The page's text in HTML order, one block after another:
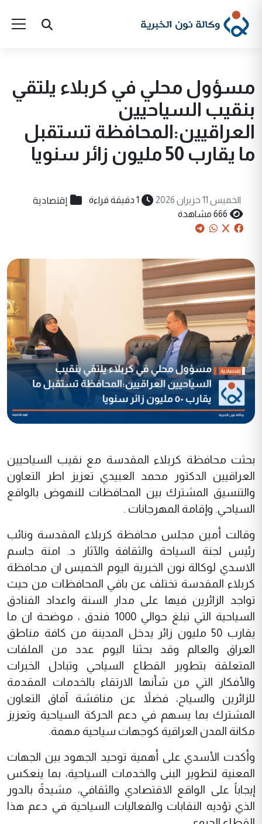
مسؤول محلي في كربلاء يلتقي
بنقيب السياحيين
العراقيين:المحافظة تستقبل
ما يقارب 50 مليون زائر سنويا
الخميس 11 حزيران 2026 1 دقيقة قراءة إقتصادية
666 مشاهدة
بحثت محافظة كربلاء المقدسة مع نقيب السياحيين
العراقيين الدكتور محمد العبيدي تعزيز اطر التعاون
والتنسيق المشترك بين المحافظات للنهوض بالواقع
السياحي. وإقامة المهرجانات .
وقالت أمين مجلس محافظة كربلاء المقدسة ونائب
رئيس لجنة السياحة والثقافة والآثار د. امنة جاسم
الاسدي لوكالة نون الخبرية اليوم الخميس ان محافظة
كربلاء المقدسة تختلف عن باقي المحافظات من حيث
تواجد الزائرين فيها على مدار السنة واعداد الفنادق
السياحية التي تبلغ حوالي 1000 فندق ، موضحة ان ما
يقارب 50 مليون زائر يدخل المدينة من كافة مناطق
العراق والعالم وقد بحثنا اليوم عدد من الملفات
المتعلقة بتطوير القطاع السياحي وتبادل الخبرات
والأفكار التي من شأنها الارتقاء بالخدمات المقدمة
للزائرين والسياح، فضلاً عن مناقشة آفاق التعاون
المشترك بما يسهم في دعم الحركة السياحية وتعزيز
مكانة المدن العراقية كوجهات سياحية مهمة.
وأكدت الأسدي على أهمية توحيد الجهود بين الجهات
المعنية لتطوير البنى والخدمات السياحية، بما ينعكس
إيجاباً على الواقع الاقتصادي والثقافي، مشيدةً بالدور
الذي تؤديه النقابات والفعاليات السياحية في دعم هذا